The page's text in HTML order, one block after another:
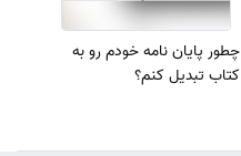
چطور پایان نامه خودم رو به
کتاب تبدیل کنم؟